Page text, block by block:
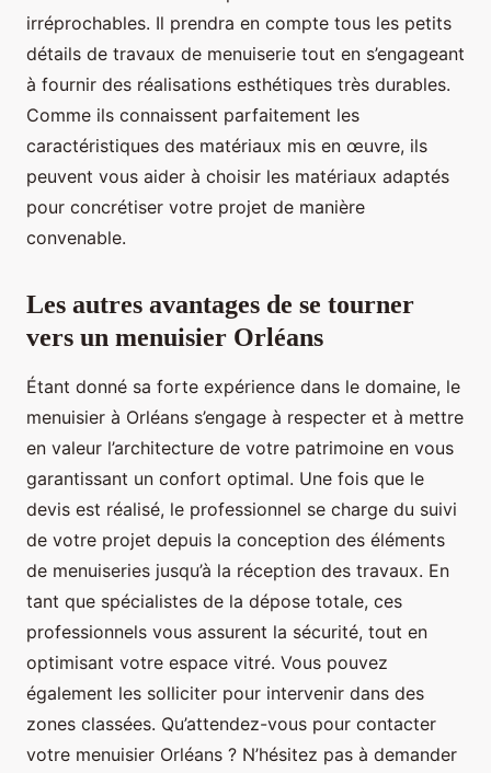
irréprochables. Il prendra en compte tous les petits
détails de travaux de menuiserie tout en s’engageant
à fournir des réalisations esthétiques très durables.
Comme ils connaissent parfaitement les
caractéristiques des matériaux mis en œuvre, ils
peuvent vous aider à choisir les matériaux adaptés
pour concrétiser votre projet de manière
convenable.
Les autres avantages de se tourner
vers un menuisier Orléans
Étant donné sa forte expérience dans le domaine, le
menuisier à Orléans s’engage à respecter et à mettre
en valeur l’architecture de votre patrimoine en vous
garantissant un confort optimal. Une fois que le
devis est réalisé, le professionnel se charge du suivi
de votre projet depuis la conception des éléments
de menuiseries jusqu’à la réception des travaux. En
tant que spécialistes de la dépose totale, ces
professionnels vous assurent la sécurité, tout en
optimisant votre espace vitré. Vous pouvez
également les solliciter pour intervenir dans des
zones classées. Qu’attendez-vous pour contacter
votre menuisier Orléans ? N’hésitez pas à demander